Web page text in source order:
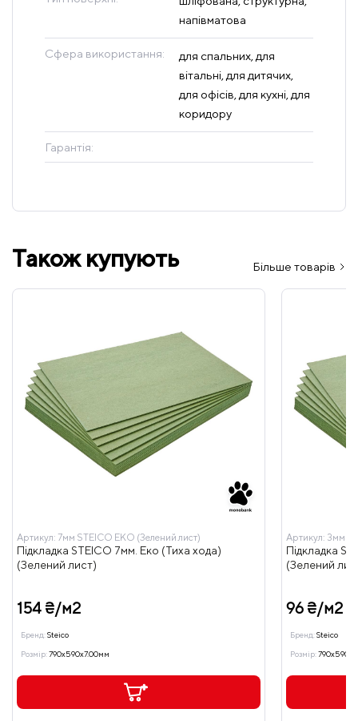
напівматова
Сфера використання:
для спальних, для
вітальні, для дитячих,
для офісів, для кухні, для
коридору
Гарантія:
Також купують Більше товарів
Артикул: 7мм STEICO ЕКО (Зелений лист)
Підкладка STEICO 7мм. Еко (Тиха хода)
(Зелений лист)
154 ₴/м2
Бренд:Steico
Розмір:790x590x7.00мм
Артикул: 3мм
Підкладка
(Зелений
96 ₴/м2
Бренд:Steico
Розмір: